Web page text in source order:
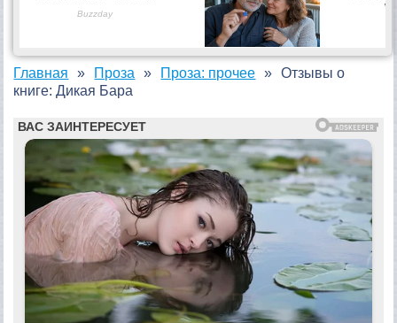
Главная Проза Проза: прочее
Отзывы о
книге: Дикая Бара